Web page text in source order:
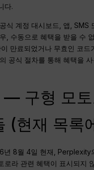
다.
식 계정 대시보드, 앱, SMS
, 수동으로 혜택을 받을 수
만료되었거나 무효인 코드
공식 절차를 통해 혜택을
— 구형 모토
(현재 목록
년 8월 4일 현재, Perplexity
로라 관련 혜택이 표시되지